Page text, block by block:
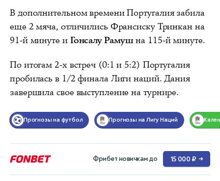
В дополнительном времени Португалия забила
еще 2 мяча, отличились Франсиску Тринкан на
91-й минуте и Гонсалу Рамушна 115-й минуте.
По итогам 2-х встреч (0:1 и 5:2) Португалия
пробилась в 1/2 финала Лиги наций. Дания
завершила свое выступление на турнире.
Прогнозы на футбол Прогнозы на Лигу Наций
Фрибет новичкам до 15 000 ₽ →